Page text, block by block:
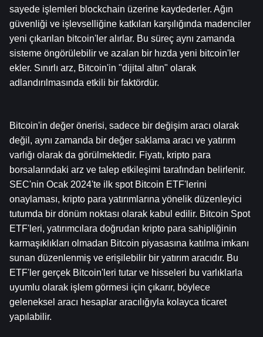
sayede işlemleri blockchain üzerine kaydederler. Ağın
güvenliği ve işlevselliğine katkıları karşılığında madenciler
yeni çıkarılan bitcoin'ler alırlar. Bu süreç aynı zamanda
sisteme öngörülebilir ve azalan bir hızda yeni bitcoin'ler
ekler. Sınırlı arz, Bitcoin'in "dijital altın" olarak
adlandırılmasında etkili bir faktördür.
Bitcoin'in değer önerisi, sadece bir değişim aracı olarak
değil, aynı zamanda bir değer saklama aracı ve yatırım
varlığı olarak da görülmektedir. Fiyatı, kripto para
borsalarındaki arz ve talep etkileşimi tarafından belirlenir.
SEC'nin Ocak 2024'te ilk spot Bitcoin ETF'lerini
onaylaması, kripto para yatırımlarına yönelik düzenleyici
tutumda bir dönüm noktası olarak kabul edilir. Bitcoin Spot
ETF'leri, yatırımcılara doğrudan kripto para sahipliğinin
karmaşıklıkları olmadan Bitcoin piyasasına katılma imkanı
sunan düzenlenmiş ve erişilebilir bir yatırım aracıdır. Bu
ETF'ler gerçek Bitcoin'leri tutar ve hisseleri bu varlıklarla
uyumlu olarak işlem görmesi için çıkarır, böylece
geleneksel aracı hesaplar aracılığıyla kolayca ticaret
yapılabilir.